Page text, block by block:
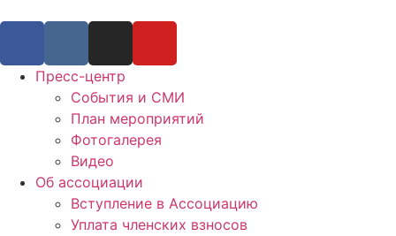
Пресс-центр
События и СМИ
План мероприятий
Фотогалерея
Видео
Об ассоциации
Вступление в Ассоциацию
Уплата членских взносов